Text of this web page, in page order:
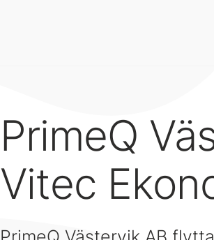
PrimeQ
Vitec